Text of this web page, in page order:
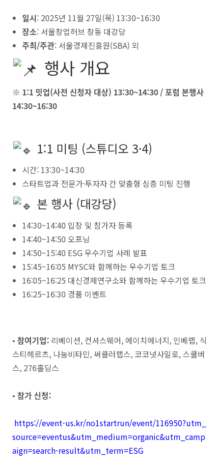
일시: 2025년 11월 27일(목) 13:30~16:30
장소: 서울창업허브 창동 대강당
주최/주관: 서울경제진흥원(SBA) 외
행사 개요
※ 1:1 밋업(사전 신청자 대상) 13:30~14:30 / 포럼 본행사
14:30~16:30
1:1 미팅 (스튜디오 3·4)
시간: 13:30~14:30
스타트업과 전문가·투자자 간 맞춤형 심층 미팅 진행
본 행사 (대강당)
14:30~14:40 입장 및 참가자 등록
14:40~14:50 오프닝
14:50~15:40 ESG 우수기업 사례 발표
15:45~16:05 MYSC와 함께하는 우수기업 토크
16:05~16:25 대신경제연구소와 함께하는 우수기업 토크
16:25~16:30 경품 이벤트
• 참여기업: 리베이션, 컨셔스웨어, 에이치에너지, 인베랩, 식
스티헤르츠, 나눔비타민, 써큘러랩스, 코코넛사일로, 스쿨버
스, 276홀딩스
• 참가 신청:
https://event-us.kr/no1startrun/event/116950?utm_
source=eventus&utm_medium=organic&utm_camp
aign=search-result&utm_term=ESG